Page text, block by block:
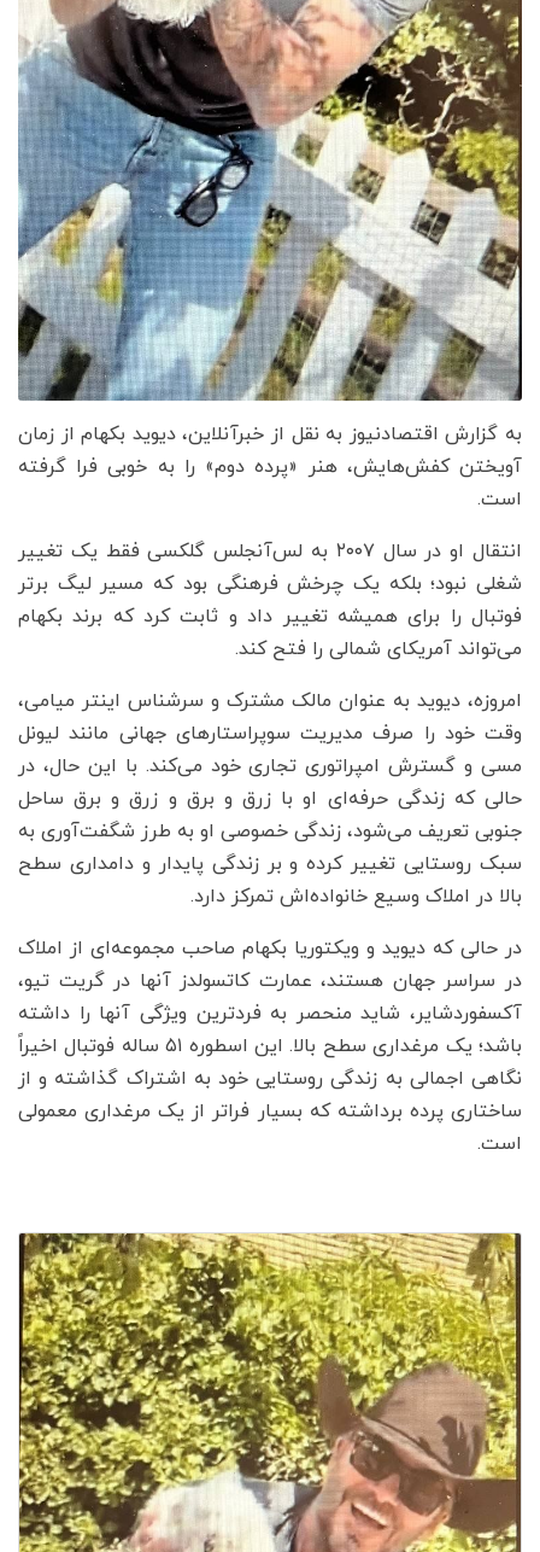
به گزارش اقتصادنیوز به نقل از خبرآنلاین، دیوید بکهام از زمان
آویختن کفش‌هایش، هنر «پرده دوم» را به خوبی فرا گرفته
است.
انتقال او در سال ۲۰۰۷ به لس‌آنجلس گلکسی فقط یک تغییر
شغلی نبود؛ بلکه یک چرخش فرهنگی بود که مسیر لیگ برتر
فوتبال را برای همیشه تغییر داد و ثابت کرد که برند بکهام
می‌تواند آمریکای شمالی را فتح کند.
امروزه، دیوید به عنوان مالک مشترک و سرشناس اینتر میامی،
وقت خود را صرف مدیریت سوپراستارهای جهانی مانند لیونل
مسی و گسترش امپراتوری تجاری خود می‌کند. با این حال، در
حالی که زندگی حرفه‌ای او با زرق و برق و زرق و برق ساحل
جنوبی تعریف می‌شود، زندگی خصوصی او به طرز شگفت‌آوری به
سبک روستایی تغییر کرده و بر زندگی پایدار و دامداری سطح
بالا در املاک وسیع خانواده‌اش تمرکز دارد.
در حالی که دیوید و ویکتوریا بکهام صاحب مجموعه‌ای از املاک
در سراسر جهان هستند، عمارت کاتسولدز آنها در گریت تیو،
آکسفوردشایر، شاید منحصر به فردترین ویژگی آنها را داشته
باشد؛ یک مرغداری سطح بالا. این اسطوره ۵۱ ساله فوتبال اخیراً
نگاهی اجمالی به زندگی روستایی خود به اشتراک گذاشته و از
ساختاری پرده برداشته که بسیار فراتر از یک مرغداری معمولی
است.